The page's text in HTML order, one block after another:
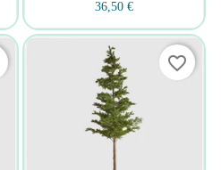
36,50 €
favorite_border